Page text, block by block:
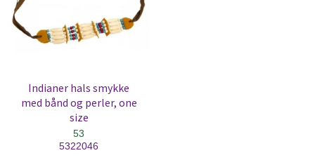
Indianer hals smykke
med bånd og perler, one
size
53
5322046